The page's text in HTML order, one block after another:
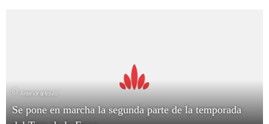
Anterior artículo
Se pone en marcha la segunda parte de la temporada